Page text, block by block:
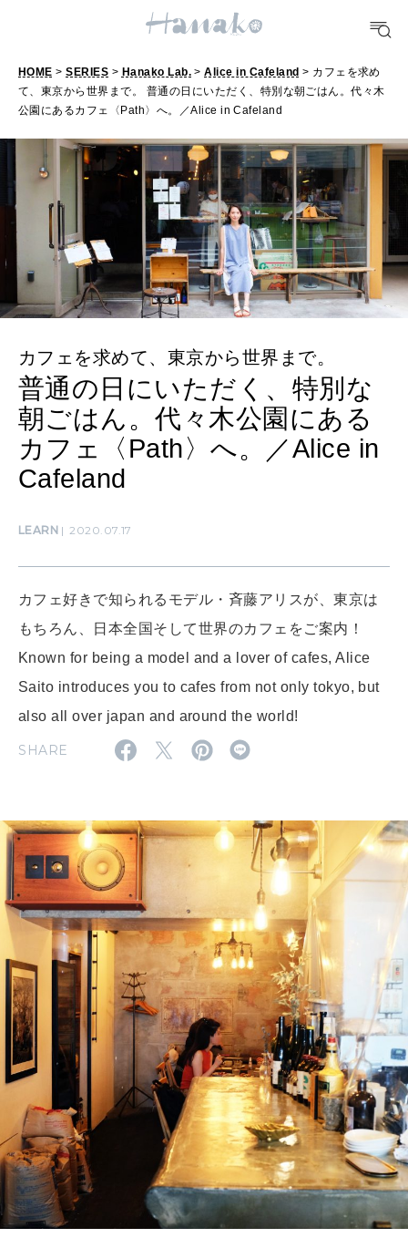
どこ行く？
FORTUNE
明日のわたし
[12星座別] Weekly Holoscope
[12星座別] Monthly Love Holoscope
女神まり愛のタロットメッセージ
算命学がわかる今月のあなた
HEALTH
自分にやさしく
LEARN
知る、考える
MAMA
ママもいろいろ
SUSTAINABLE
自分を耕す
いい人生って？
特集
2026年8月号『お茶の時間です。』
2026年7月号「鎌倉 ローカルが 教えてくれた 本当の歩き方。」
2026年6月号「大銀座 トレンドが生まれる 新しい一流店へ。」
2026年5月号「“大好き”に出会いに。韓国」
2026年4月号「未来をつくる、学びの教科書。」
2026年3月号「スイーツ予想図 2026」
2026年2月号「良運を掴む 新・開運術。」
2026年1月号「猫がいれば、幸せ」
2025年12月号「お酒の新常識。」
MAGAZINE MOOK
FOLLOW US!
HOME >SERIES > Hanako Lab. >Alice in Cafeland > カフェを求め
て、東京から世界まで。 普通の日にいただく、特別な朝ごはん。代々木
公園にあるカフェ〈Path〉へ。／Alice in Cafeland
カフェを求めて、東京から世界まで。
普通の日にいただく、特別な
朝ごはん。代々木公園にある
カフェ〈Path〉へ。／Alice in
Cafeland
LEARN 2020.07.17
カフェ好きで知られるモデル・斉藤アリスが、東京は
もちろん、日本全国そして世界のカフェをご案内！
Known for being a model and a lover of cafes, Alice
Saito introduces you to cafes from not only tokyo, but
also all over japan and around the world!
SHARE